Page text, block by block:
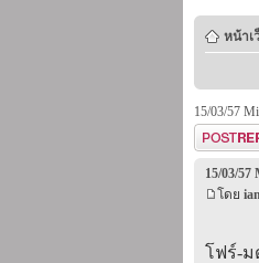
หน้าเ
15/03/57
ตอบกระทู้
15/03/
โดย
โฟร์-ม